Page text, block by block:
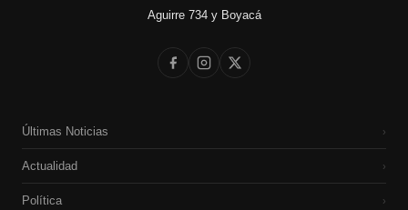
Aguirre 734 y Boyacá
Últimas Noticias ›
Actualidad ›
Política ›